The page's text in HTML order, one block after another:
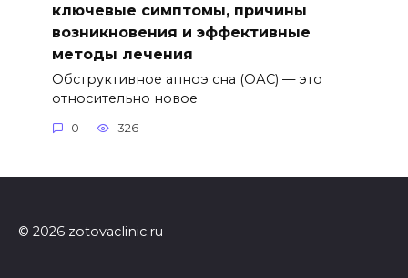
ключевые симптомы, причины
возникновения и эффективные
методы лечения
Обструктивное апноэ сна (ОАС) — это
относительно новое
0 326
© 2026 zotovaclinic.ru